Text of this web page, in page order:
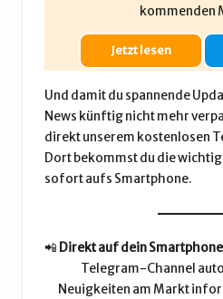
kommenden
Jetzt lesen
Und damit du spannende
News künftig nicht mehr
direkt unserem kostenlosen
Dort bekommst du die
sofort aufs Smartphone.
📲 Direkt auf dein
Telegram-Channel
Neuigkeiten am Markt